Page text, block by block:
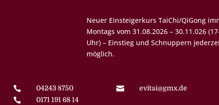
Neuer EinsteigerkursTaiChi/QiGong​immer
Montags vom 31.08.2026 – 30.11.026 (17-18:15
Uhr) – Einstieg und Schnuppern jederzeit

04243 8750

0171 191 68 14
 evitai@gmx.de